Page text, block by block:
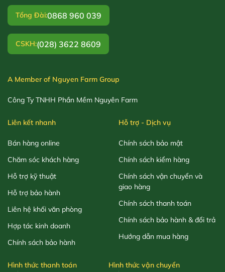
Tổng Đài:0868 960 039
CSKH:(028) 3622 8609
A Member of Nguyen Farm Group
Công Ty TNHH Phần Mềm Nguyên Farm
Liên kết nhanh
Bán hàng online
Chăm sóc khách hàng
Hỗ trợ kỹ thuật
Hỗ trợ bảo hành
Liên hệ khối văn phòng
Hợp tác kinh doanh
Chính sách bảo hành
Hỗ trợ - Dịch vụ
Chính sách bảo mật
Chính sách kiểm hàng
Chính sách vận chuyển và
giao hàng
Chính sách thanh toán
Chính sách bảo hành & đổi trả
Hướng dẫn mua hàng
Hình thức thanh toán Hình thức vận chuyển